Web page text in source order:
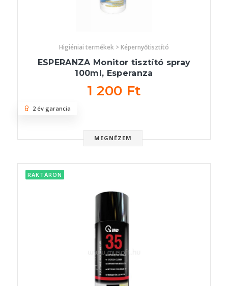
Higiéniai termékek > Képernyőtisztító
ESPERANZA Monitor tisztító spray
100ml, Esperanza
1 200 Ft
MEGNÉZEM
2 év garancia
RAKTÁRON